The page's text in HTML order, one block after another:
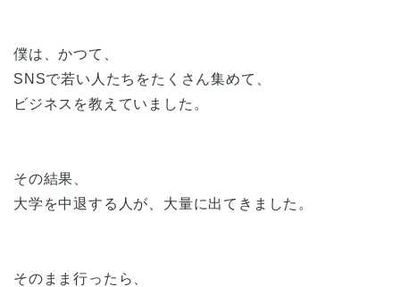
僕は、かつて、
SNSで若い人たちをたくさん集めて、
ビジネスを教えていました。
その結果、
大学を中退する人が、大量に出てきました。
そのまま行ったら、